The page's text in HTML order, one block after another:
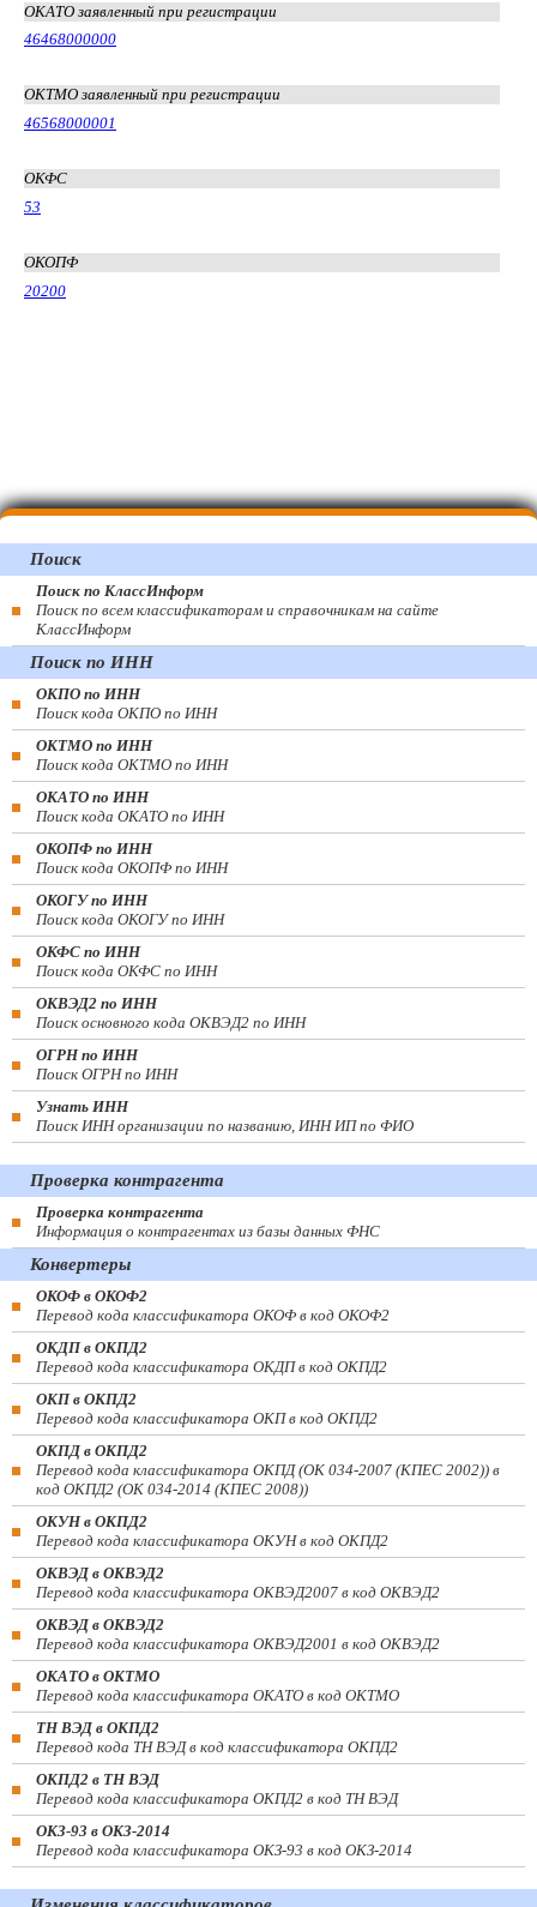
ОКАТО заявленный при регистрации
46468000000
ОКТМО заявленный при регистрации
46568000001
ОКФС
53
ОКОПФ
20200
Поиск
Поиск по КлассИнформ
Поиск по всем классификаторам и справочникам на сайте
КлассИнформ
Поиск по ИНН
ОКПО по ИНН
Поиск кода ОКПО по ИНН
ОКТМО по ИНН
Поиск кода ОКТМО по ИНН
ОКАТО по ИНН
Поиск кода ОКАТО по ИНН
ОКОПФ по ИНН
Поиск кода ОКОПФ по ИНН
ОКОГУ по ИНН
Поиск кода ОКОГУ по ИНН
ОКФС по ИНН
Поиск кода ОКФС по ИНН
ОКВЭД2 по ИНН
Поиск основного кода ОКВЭД2 по ИНН
ОГРН по ИНН
Поиск ОГРН по ИНН
Узнать ИНН
Поиск ИНН организации по названию, ИНН ИП по ФИО
Проверка контрагента
Проверка контрагента
Информация о контрагентах из базы данных ФНС
Конвертеры
ОКОФ в ОКОФ2
Перевод кода классификатора ОКОФ в код ОКОФ2
ОКДП в ОКПД2
Перевод кода классификатора ОКДП в код ОКПД2
ОКП в ОКПД2
Перевод кода классификатора ОКП в код ОКПД2
ОКПД в ОКПД2
Перевод кода классификатора ОКПД (ОК 034-2007 (КПЕС 2002)) в
код ОКПД2 (ОК 034-2014 (КПЕС 2008))
ОКУН в ОКПД2
Перевод кода классификатора ОКУН в код ОКПД2
ОКВЭД в ОКВЭД2
Перевод кода классификатора ОКВЭД2007 в код ОКВЭД2
ОКВЭД в ОКВЭД2
Перевод кода классификатора ОКВЭД2001 в код ОКВЭД2
ОКАТО в ОКТМО
Перевод кода классификатора ОКАТО в код ОКТМО
ТН ВЭД в ОКПД2
Перевод кода ТН ВЭД в код классификатора ОКПД2
ОКПД2 в ТН ВЭД
Перевод кода классификатора ОКПД2 в код ТН ВЭД
ОКЗ-93 в ОКЗ-2014
Перевод кода классификатора ОКЗ-93 в код ОКЗ-2014